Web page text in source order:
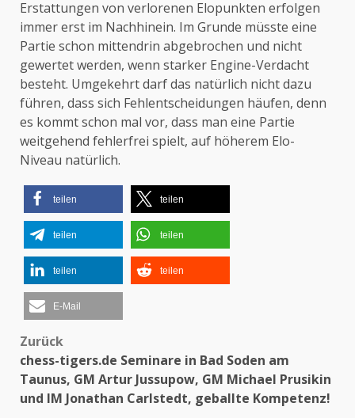
Erstattungen von verlorenen Elopunkten erfolgen
immer erst im Nachhinein. Im Grunde müsste eine
Partie schon mittendrin abgebrochen und nicht
gewertet werden, wenn starker Engine-Verdacht
besteht. Umgekehrt darf das natürlich nicht dazu
führen, dass sich Fehlentscheidungen häufen, denn
es kommt schon mal vor, dass man eine Partie
weitgehend fehlerfrei spielt, auf höherem Elo-
Niveau natürlich.
teilen teilen
teilen teilen
teilen teilen
E-Mail
Beitragsnavigation
Zurück
chess-tigers.de Seminare in Bad Soden am
Taunus, GM Artur Jussupow, GM Michael Prusikin
und IM Jonathan Carlstedt, geballte Kompetenz!